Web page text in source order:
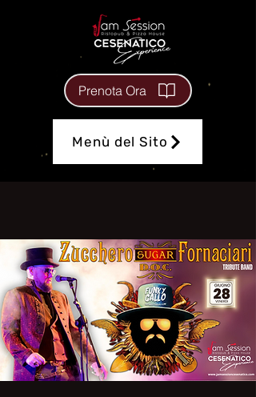
Menù del Sito
Prenota Ora